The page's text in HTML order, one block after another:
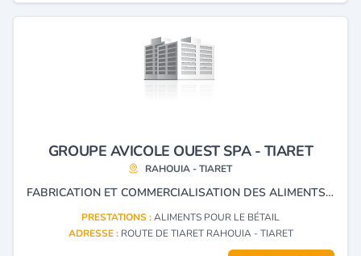
GROUPE AVICOLE OUEST SPA - TIARET
RAHOUIA - TIARET
FABRICATION ET COMMERCIALISATION DES ALIMENTS DE BETAIL
PRESTATIONS :ALIMENTS POUR LE BÉTAIL
ADRESSE : ROUTE DE TIARET RAHOUIA - TIARET